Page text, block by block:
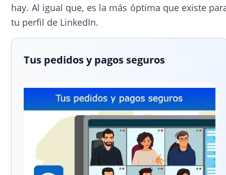
hay. Al igual que, es la más óptima que existe
tu perfil de LinkedIn.
Tus pedidos y pagos seguros